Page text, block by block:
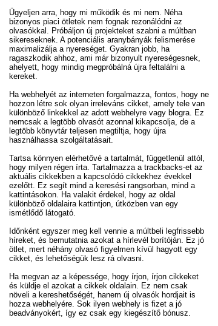
Ügyeljen arra, hogy mi működik és mi nem. Néha
bizonyos piaci ötletek nem fognak rezonálódni az
olvasókkal. Próbáljon új projekteket szabni a múltban
sikereseknek. A potenciális aranybányák felismerése
maximalizálja a nyereséget. Gyakran jobb, ha
ragaszkodik ahhoz, ami már bizonyult nyereségesnek,
ahelyett, hogy mindig megpróbálná újra feltalálni a
kereket.
Ha webhelyét az interneten forgalmazza, fontos, hogy ne
hozzon létre sok olyan irreleváns cikket, amely tele van
különböző linkekkel az adott webhelyre vagy blogra. Ez
nemcsak a legtöbb olvasót azonnal kikapcsolja, de a
legtöbb könyvtár teljesen megtiltja, hogy újra
használhassa szolgáltatásait.
Tartsa könnyen elérhetővé a tartalmát, függetlenül attól,
hogy milyen régen írta. Tartalmazza a trackbacks-et az
aktuális cikkekben a kapcsolódó cikkekhez évekkel
ezelőtt. Ez segít mind a keresési rangsorban, mind a
kattintásokon. Ha valakit érdekel, hogy az oldal
különböző oldalaira kattintjon, útközben van egy
ismétlődő látogató.
Időnként egyszer meg kell vennie a múltbeli legfrissebb
híreket, és bemutatnia azokat a hírlevél borítóján. Ez jó
ötlet, mert néhány olvasó figyelmen kívül hagyott egy
cikket, és lehetőségük lesz rá olvasni.
Ha megvan az a képessége, hogy írjon, írjon cikkeket
és küldje el azokat a cikkek oldalain. Ez nem csak
növeli a kereshetőségét, hanem új olvasók hordjait is
hozza webhelyére. Sok ilyen webhely is fizet a jó
beadványokért, így ez csak egy kiegészítő bónusz.